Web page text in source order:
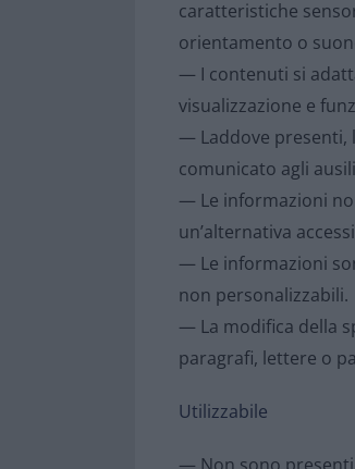
caratteristiche
orientamento o
— I contenuti si
visualizzazione e
— Laddove presenti,
comunicato agli
— Le informazioni
un’alternativa
— Le informazioni
non personalizzabili.
— La modifica della
paragrafi, lettere o
Utilizzabile